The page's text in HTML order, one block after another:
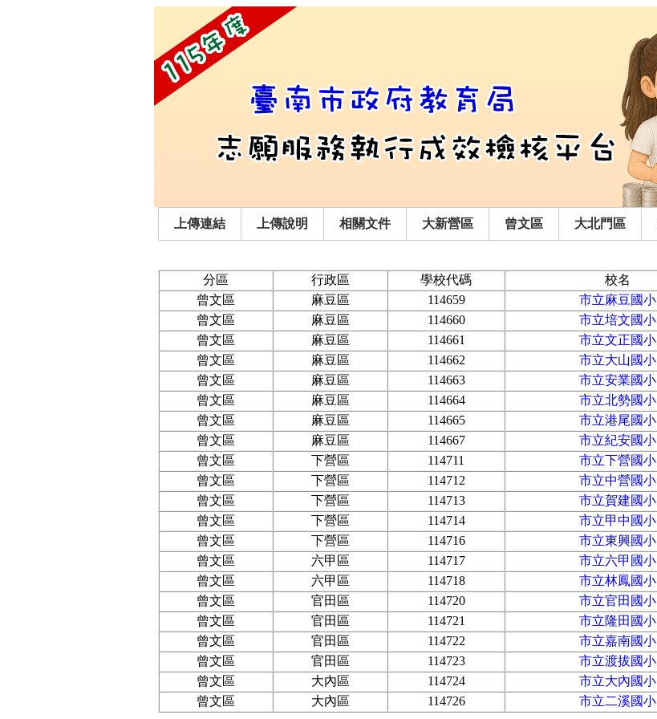
上傳連結 上傳說明 相關文件 大新營區 曾文區 大北門區
分區 行政區 學校代碼 校名
曾文區
麻豆區 114659
市立麻豆國小
曾文區
麻豆區 114660
市立培文國小
曾文區
麻豆區 114661
市立文正國小
曾文區
麻豆區 114662
市立大山國小
曾文區
麻豆區 114663
市立安業國小
曾文區
麻豆區 114664
市立北勢國小
曾文區
麻豆區 114665
市立港尾國小
曾文區
麻豆區 114667
市立紀安國小
曾文區
下營區 114711
市立下營國小
曾文區
下營區 114712
市立中營國小
曾文區
下營區 114713
市立賀建國小
曾文區
下營區 114714
市立甲中國小
曾文區
下營區 114716
市立東興國小
曾文區
六甲區 114717
市立六甲國小
曾文區
六甲區 114718
市立林鳳國小
曾文區
官田區 114720
市立官田國小
曾文區
官田區 114721
市立隆田國小
曾文區
官田區 114722
市立嘉南國小
曾文區
官田區 114723
市立渡拔國小
曾文區
大內區 114724
市立大內國小
曾文區
大內區 114726 市立二溪國小